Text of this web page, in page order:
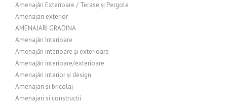
Amenajări Exterioare / Terase și Pergole
Amenajari exterior
AMENAJARI GRADINA
Amenajări Interioare
Amenajări interioare și exterioare
Amenajări interioare/exterioare
Amenajări interior și design
Amenajari si bricolaj
Amenajari si constructii